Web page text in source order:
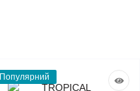
Популярний